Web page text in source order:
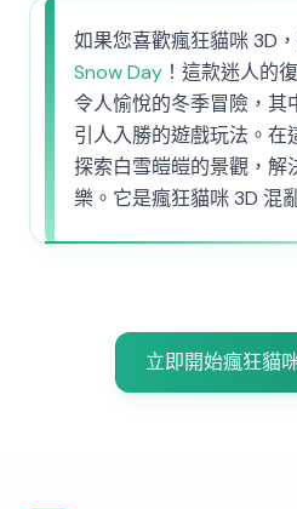
如果您喜歡瘋狂貓咪 3D
Snow Day ！這款迷人的
令人愉悅的冬季冒險，其
引人入勝的遊戲玩法。在
探索白雪皚皚的景觀，解
樂。它是瘋狂貓咪 3D 混
立即開始瘋狂貓